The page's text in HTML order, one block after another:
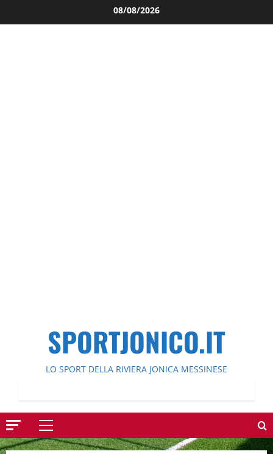
al
08/08/2026
SPORTJONICO.IT
LO SPORT DELLA RIVIERA JONICA MESSINESE
Menu
principale